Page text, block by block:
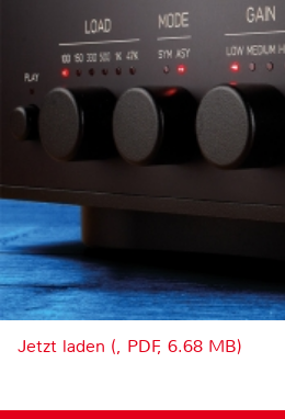
Jetzt laden (, PDF, 6.68 MB)